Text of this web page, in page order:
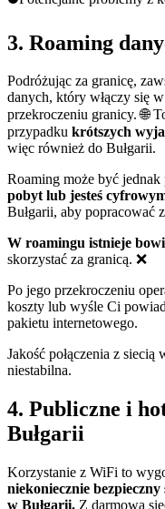
3. Roaming
Podróżując za granicę,
danych, który włączy się
przekroczeniu granicy. 🌐
przypadku krótszych
więc również do Bułgarii.
Roaming może być
pobyt lub jesteś
Bułgarii, aby popracować
W roamingu istnieje
skorzystać za granicą. ❌
Po jego przekroczeniu
koszty lub wyśle Ci
pakietu internetowego.
Jakość połączenia z
niestabilna.
4. Publiczne i
Bułgarii
Korzystanie z WiFi to
niekoniecznie
w Bułgarii. Z darmową